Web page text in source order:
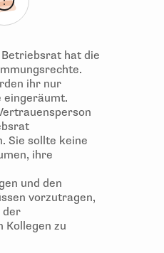
hat die
ihr nur
Sie sollte keine
ihre
und den
vorzutragen,
der
Kollegen zu